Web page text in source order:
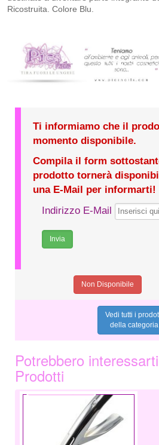
Ricostruita. Colore Blu.
Ti informiamo che il
momento disponibile.
Compila il form
prodotto tornerà
una E-Mail per informarti!
Indirizzo E-Mail
Non Disponibile
Vedi tutti i
della categoria
Potrebbero
Prodotti
3,99 €